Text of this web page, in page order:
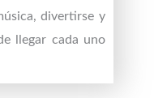
divertirse y
llegar cada uno